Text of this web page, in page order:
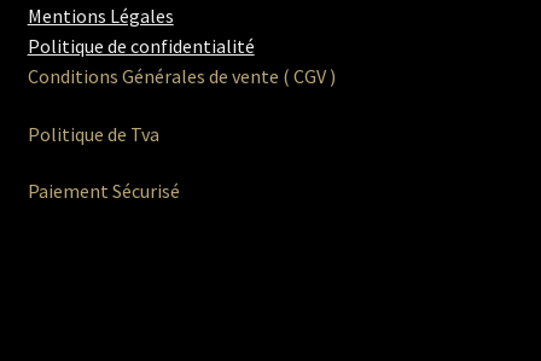
Mentions Légales
Politique de confidentialité
Conditions Générales de vente ( CGV )
Politique de Tva
Paiement Sécurisé